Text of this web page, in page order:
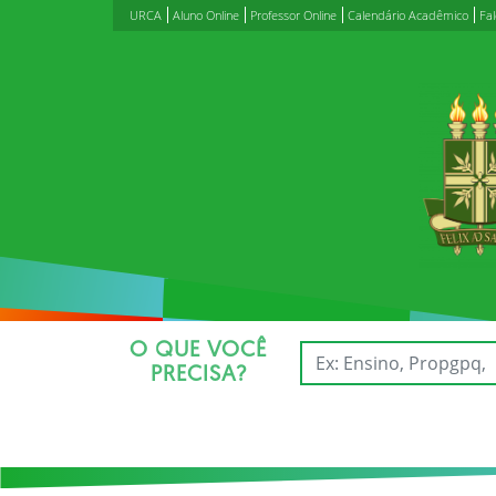
URCA Aluno Online Professor Online Calendário Acadêmico
O QUE VOCÊ
PRECISA?